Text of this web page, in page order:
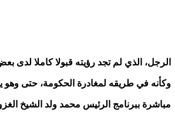
الرجل، الذي لم تجد رؤيته قبولا كاملا لدى بعض
وكأنه في طريقه لمغادرة الحكومة، حتى
مباشرة ببرنامج الرئيس محمد ولد الشيخ